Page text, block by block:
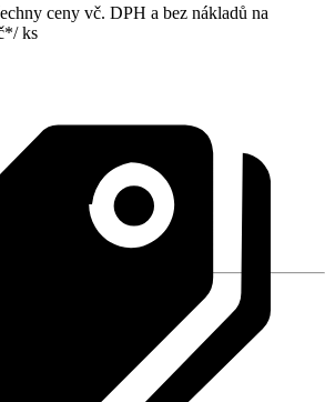
ceny vč. DPH a bez nákladů na
*/ ks